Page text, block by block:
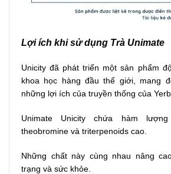
Lợi ích khi sử dụng Trà Unimate
Unicity đã phát triển một sản phẩm
khoa học hàng đầu thế giới, mang
những lợi ích của truyền thống của
Unimate Unicity chứa hàm lượng
theobromine và triterpenoids cao.
Những chất này cùng nhau nâng
trạng và sức khỏe.